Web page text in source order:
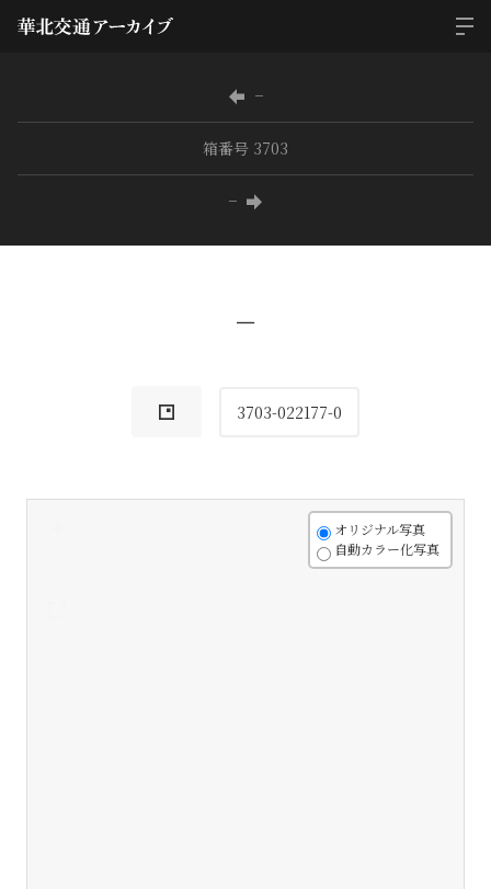
−
箱番号 3703
−
−
3703-022177-0
オリジナル写真
自動カラー化写真